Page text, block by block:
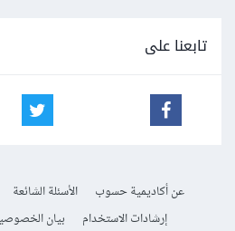
تابعنا على
عن أكاديمية حسوب الأسئلة الشائعة
إرشادات الاستخدام
بيان